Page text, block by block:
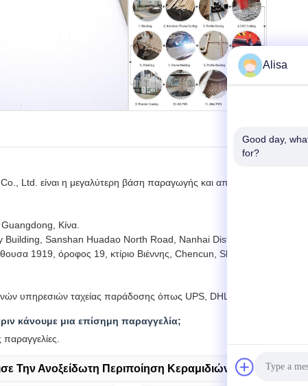
Ltd. είναι η μεγαλύτερη βάση παραγωγής και αποθήκευσης
Guangdong, Κίνα.
Building, Sanshan Huadao North Road, Nanhai District, Foshan City,
1919, όροφος 19, κτίριο Βιέννης, Chencun, Shunde, Foshan,
υπηρεσιών ταχείας παράδοσης όπως UPS, DHL και TNT.
κάνουμε μια επίσημη παραγγελία;
Την Ανοξείδωτη Περιποίηση Κεραμιδιών
Alisa
Good day,
for?